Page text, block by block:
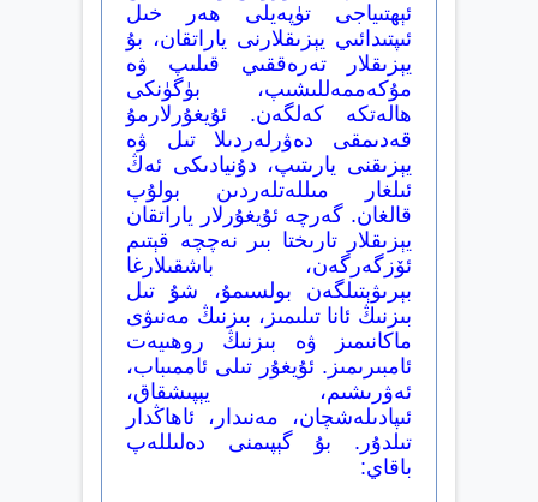
ئېھتىياجى تۈپەيلى ھەر خىل
ئىپتىدائىي يېزىقلارنى ياراتقان، بۇ
يېزىقلار تەرەققىي قىلىپ ۋە
مۇكەممەللىشىپ، بۈگۈنكى
ھالەتكە كەلگەن. ئۇيغۇرلارمۇ
قەدىمقى دەۋرلەردىلا تىل ۋە
يېزىقنى يارىتىپ، دۇنيادىكى ئەڭ
ئىلغار مىللەتلەردىن بولۇپ
قالغان. گەرچە ئۇيغۇرلار ياراتقان
يېزىقلار تارىختا بىر نەچچە قېتىم
ئۆزگەرگەن، باشقىلارغا
بېرىۋېتىلگەن بولسىمۇ، شۇ تىل
بىزنىڭ ئانا تىلىمىز، بىزنىڭ مەنىۋى
ماكانىمىز ۋە بىزنىڭ روھىيەت
ئامبىرىمىز. ئۇيغۇر تىلى ئاممىباب،
ئەۋرىشىم، يېپىشقاق،
ئىپادىلەشچان، مەنىدار، ئاھاڭدار
تىلدۇر. بۇ گېپىمنى دەلىللەپ
باقاي: